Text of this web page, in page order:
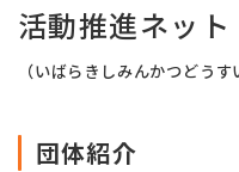
活動推進ネット
（いばらきしみんかつどうす
団体紹介